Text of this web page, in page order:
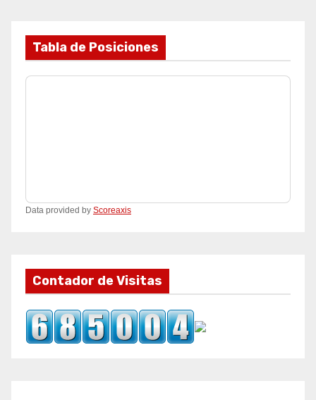
Tabla de Posiciones
Data provided by Scoreaxis
Contador de Visitas